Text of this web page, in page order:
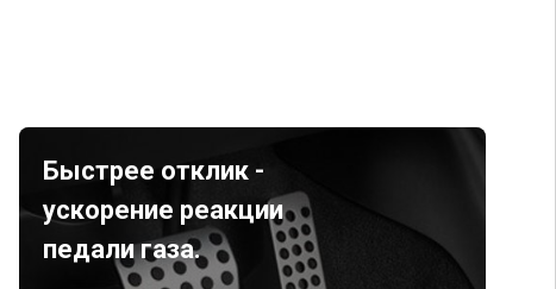
Быстрее отклик -
ускорение реакции
педали газа.